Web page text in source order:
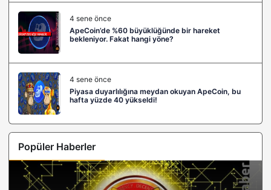
4 sene önce
ApeCoin’de %60 büyüklüğünde bir hareket
bekleniyor. Fakat hangi yöne?
4 sene önce
Piyasa duyarlılığına meydan okuyan ApeCoin, bu
hafta yüzde 40 yükseldi!
Popüler Haberler